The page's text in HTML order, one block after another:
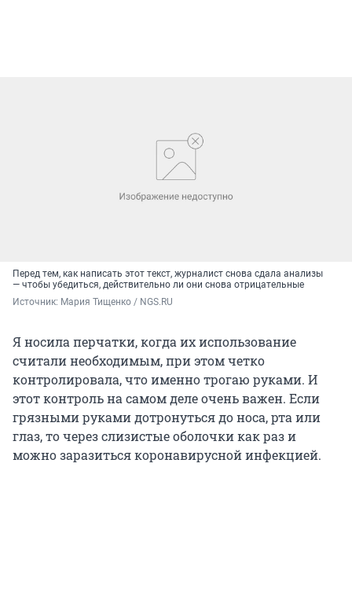
Перед тем, как написать этот текст, журналист снова сдала анализы
— чтобы убедиться, действительно ли они снова отрицательные
Источник: Мария Тищенко / NGS.RU
Я носила перчатки, когда их использование
считали необходимым, при этом четко
контролировала, что именно трогаю руками. И
этот контроль на самом деле очень важен. Если
грязными руками дотронуться до носа, рта или
глаз, то через слизистые оболочки как раз и
можно заразиться коронавирусной инфекцией.